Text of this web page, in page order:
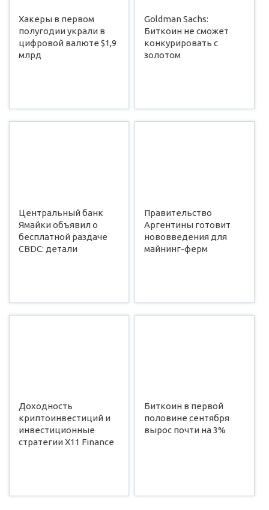
Хакеры в первом
полугодии украли в
цифровой валюте $1,9
млрд
Goldman Sachs:
Биткоин не сможет
конкурировать с
золотом
Центральный банк
Ямайки объявил о
бесплатной раздаче
CBDC: детали
Правительство
Аргентины готовит
нововведения для
майнинг-ферм
Доходность
криптоинвестиций и
инвестиционные
стратегии X11 Finance
Биткоин в первой
половине сентября
вырос почти на 3%